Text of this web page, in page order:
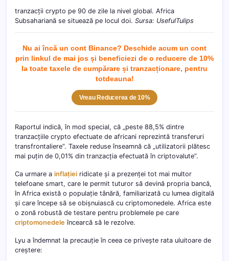
tranzacții crypto pe 90 de zile la nivel global. Africa
Subsahariană se situează pe locul doi. Sursa: UsefulTulips
Nu ai încă un cont Binance? Deschide acum un cont
prin linkul de mai jos și beneficiezi de o reducere de 10%
la toate taxele de cumpărare și tranzacționare, pentru
totdeauna!
Vreau Reducerea de 10%
Raportul indică, în mod special, că „peste 88,5% dintre
tranzacțiile crypto efectuate de africani reprezintă transferuri
transfrontaliere”. Taxele reduse înseamnă că „utilizatorii plătesc
mai puțin de 0,01% din tranzacția efectuată în criptovalute”.
Ca urmare a inflației ridicate și a prezenței tot mai multor
telefoane smart, care le permit tuturor să devină propria bancă,
în Africa există o populație tânără, familiarizată cu lumea digitală
și care începe să se obișnuiască cu criptomonedele. Africa este
o zonă robustă de testare pentru problemele pe care
criptomonedele încearcă să le rezolve.
Lyu a îndemnat la precauție în ceea ce privește rata uluitoare de
creștere: